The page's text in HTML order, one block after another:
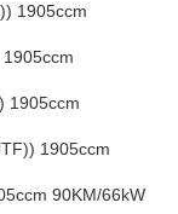
1905ccm
1905ccm
1905ccm
90KM/66kW